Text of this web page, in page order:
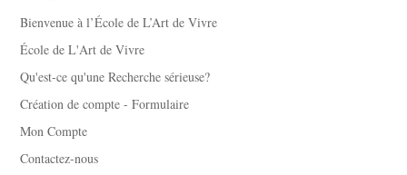
Bienvenue à l’École de L’Art de Vivre
École de L'Art de Vivre
Qu'est-ce qu'une Recherche sérieuse?
Création de compte - Formulaire
Mon Compte
Contactez-nous